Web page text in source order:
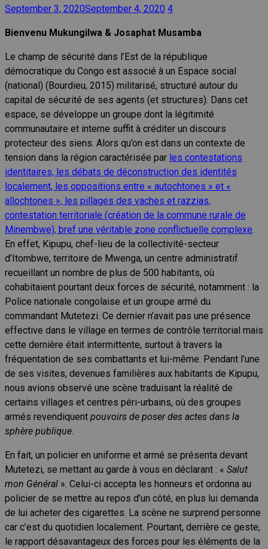
September 3, 2020September 4, 2020 4
Bienvenu Mukungilwa & Josaphat Musamba
Le champ de sécurité dans l’Est de la république
démocratique du Congo est associé à un Espace social
(national) (Bourdieu, 2015) militarisé, structuré autour du
capital de sécurité de ses agents (et structures). Dans cet
espace, se développe un groupe dont la légitimité
communautaire et interne suffit à créditer un discours
protecteur des siens. Alors qu’on est dans un contexte de
tension dans la région caractérisée par les contestations
identitaires, les débats de déconstruction des identités
localement, les oppositions entre « autochtones » et «
allochtones », les pillages des vaches et razzias,
contestation territoriale (création de la commune rurale de
Minembwe), bref une véritable zone conflictuelle complexe.
En effet, Kipupu, chef-lieu de la collectivité-secteur
d’Itombwe, territoire de Mwenga, un centre administratif
recueillant un nombre de plus de 500 habitants, où
cohabitaient pourtant deux forces de sécurité, notamment : la
Police nationale congolaise et un groupe armé du
commandant Mutetezi. Ce dernier n’avait pas une présence
effective dans le village en termes de contrôle territorial mais
cette dernière était intermittente, surtout à travers la
fréquentation de ses combattants et lui-même. Pendant l’une
de ses visites, devenues familières aux habitants de Kipupu,
nous avions observé une scène traduisant la réalité de
certains villages et centres péri-urbains, où des groupes
armés revendiquent pouvoirs de poser des actes dans la
sphère publique.
En fait, un policier en uniforme et armé se présenta devant
Mutetezi, se mettant au garde à vous en déclarant : « Salut
mon Général ». Celui-ci accepta les honneurs et ordonna au
policier de se mettre au repos d’un côté, en plus lui demanda
de lui acheter des cigarettes. La scène ne surprend personne
car c’est du quotidien localement. Pourtant, derrière ce geste,
le rapport désavantageux des forces pour les éléments de la